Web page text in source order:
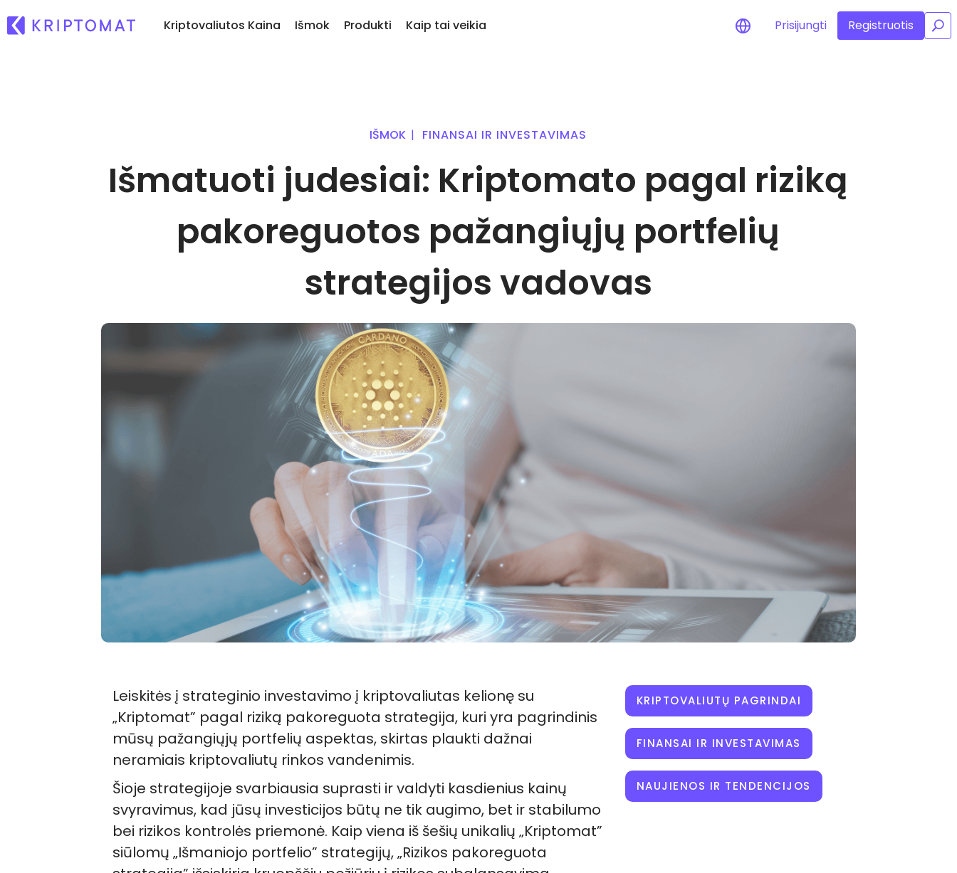
Kriptovaliutos Kaina
Ieškokite investavimo galimybių
Išmok Produkti
Daugiau nei 1000 porų variantų
Išmanieji portfeliai
Protingas būdas investuoti į
Kriptomat piniginė
Saugi ir paprasta kriptovaliutų
Investicijų tyrinėtojas
Rask savo kripto strategiją
Išsaugokite kriptovaliutas ateičiai
Pasikartojantis pirkimas
Reguliariai planuojamos
Portfelio analizė
Protingos įžvalgos, užtikrinančios
Kaip tai veikia Prisijungti Registruotis /
IŠMOK | FINANSAI IR INVESTAVIMAS
Išmatuoti judesiai: Kriptomato pagal riziką
pakoreguotos pažangiųjų portfelių
strategijos vadovas
Leiskitės į strateginio investavimo į kriptovaliutas kelionę su
„Kriptomat” pagal riziką pakoreguota strategija, kuri yra pagrindinis
mūsų pažangiųjų portfelių aspektas, skirtas plaukti dažnai
neramiais kriptovaliutų rinkos vandenimis.
Šioje strategijoje svarbiausia suprasti ir valdyti kasdienius kainų
svyravimus, kad jūsų investicijos būtų ne tik augimo, bet ir stabilumo
bei rizikos kontrolės priemonė. Kaip viena iš šešių unikalių „Kriptomat”
siūlomų „Išmaniojo portfelio” strategijų, „Rizikos pakoreguota
KRIPTOVALIUTŲ PAGRINDAI
FINANSAI IR INVESTAVIMAS
NAUJIENOS IR TENDENCIJOS